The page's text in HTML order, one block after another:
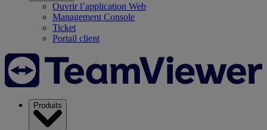
Ouvrir l’application Web
Management Console
Ticket
Portail client
Produits